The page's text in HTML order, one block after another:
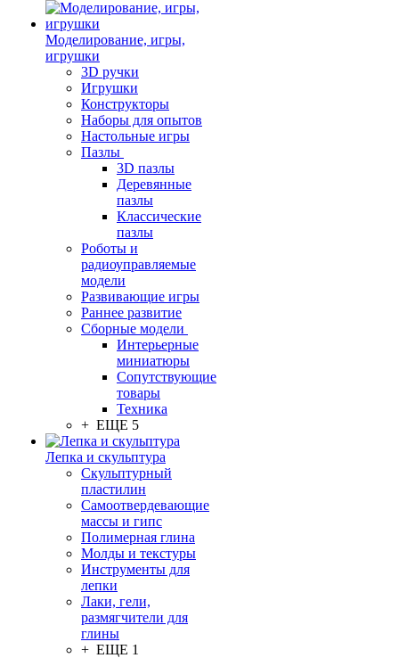
Моделирование, игры,
игрушки
3D ручки
Игрушки
Конструкторы
Наборы для опытов
Настольные игры
Пазлы
3D пазлы
Деревянные
пазлы
Классические
пазлы
Роботы и
радиоуправляемые
модели
Развивающие игры
Раннее развитие
Сборные модели
Интерьерные
миниатюры
Сопутствующие
товары
Техника
+ ЕЩЕ 5
Лепка и скульптура
Скульптурный
пластилин
Самоотвердевающие
массы и гипс
Полимерная глина
Молды и текстуры
Инструменты для
лепки
Лаки, гели,
размягчители для
глины
+ ЕЩЕ 1